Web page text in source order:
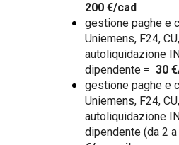
200 €/cad
gestione paghe e
Uniemens, F24,
autoliquidazione
dipendente = 30
gestione paghe e
Uniemens, F24,
autoliquidazione
dipendente (da 2 a